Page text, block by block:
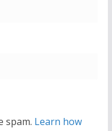
spam. Learn how